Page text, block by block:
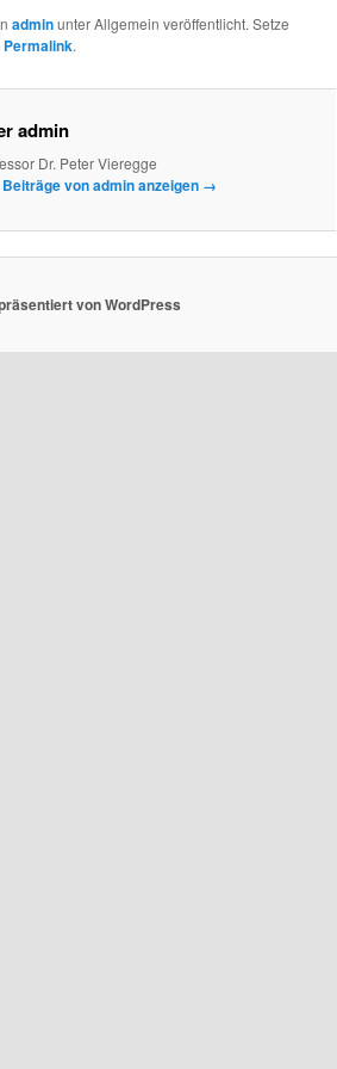
adminunter Allgemein veröffentlicht. Setze
Permalink.
admin
Dr. Peter Vieregge
von admin anzeigen →
von WordPress